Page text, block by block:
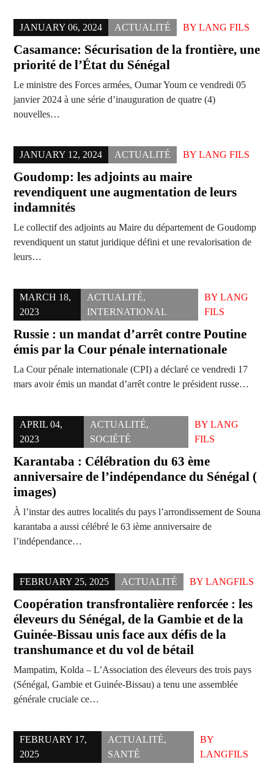
JANUARY 06, 2024 ACTUALITÉ BY LANG FILS
Casamance: Sécurisation de la frontière, une
priorité de l’État du Sénégal
Le ministre des Forces armées, Oumar Youm ce vendredi 05
janvier 2024 à une série d’inauguration de quatre (4)
nouvelles…
JANUARY 12, 2024 ACTUALITÉ BY LANG FILS
Goudomp: les adjoints au maire
revendiquent une augmentation de leurs
indamnités
Le collectif des adjoints au Maire du département de Goudomp
revendiquent un statut juridique défini et une revalorisation de
leurs…
MARCH 18,
2023
ACTUALITÉ,
INTERNATIONAL
BYLANG
FILS
Russie : un mandat d’arrêt contre Poutine
émis par la Cour pénale internationale
La Cour pénale internationale (CPI) a déclaré ce vendredi 17
mars avoir émis un mandat d’arrêt contre le président russe…
APRIL 04,
2023
ACTUALITÉ,
SOCIÉTÉ
BY LANG
FILS
Karantaba : Célébration du 63 ème
anniversaire de l’indépendance du Sénégal (
images)
À l’instar des autres localités du pays l’arrondissement de Souna
karantaba a aussi célébré le 63 ième anniversaire de
l’indépendance…
FEBRUARY 25, 2025 ACTUALITÉ BY LANGFILS
Coopération transfrontalière renforcée : les
éleveurs du Sénégal, de la Gambie et de la
Guinée-Bissau unis face aux défis de la
transhumance et du vol de bétail
Mampatim, Kolda – L’Association des éleveurs des trois pays
(Sénégal, Gambie et Guinée-Bissau) a tenu une assemblée
générale cruciale ce…
FEBRUARY 17,
2025
ACTUALITÉ,
SANTÉ
BY
LANGFILS